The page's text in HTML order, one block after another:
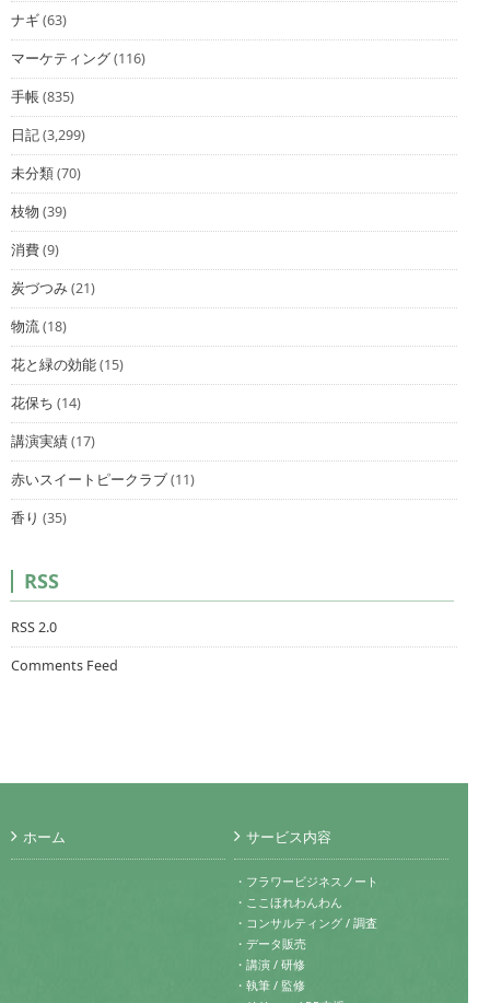
ナギ(63)
マーケティング(116)
手帳(835)
日記(3,299)
未分類(70)
枝物 (39)
消費(9)
炭づつみ(21)
物流(18)
花と緑の効能(15)
花保ち (14)
講演実績(17)
赤いスイートピークラブ(11)
香り (35)
RSS
RSS 2.0
Comments Feed
ホーム サービス内容
・フラワービジネスノート
・ここほれわんわん
・コンサルティング / 調査
・データ販売
・講演 / 研修
・執筆 / 監修